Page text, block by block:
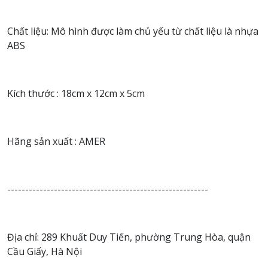
Chất liệu: Mô hình được làm chủ yếu từ chất liệu là nhựa
ABS
Kích thước : 18cm x 12cm x 5cm
Hãng sản xuất : AMER
--------------------------------------------------------
Địa chỉ: 289 Khuất Duy Tiến, phường Trung Hòa, quận
Cầu Giấy, Hà Nội